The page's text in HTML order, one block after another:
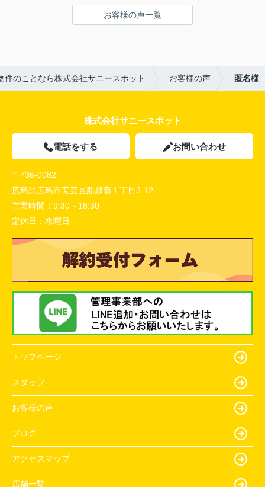
何も分からない私達に一から丁寧に説明をしていた
だき、ありがとうございます。
お客様の声一覧
のことなら株式会社サニースポット お客様の声 匿名様
株式会社サニースポット
電話をする お問い合わせ
〒736-0082
広島県広島市安芸区船越南１丁目3-12
営業時間： 9:30～18:30
定休日： 水曜日
トップページ
スタッフ
お客様の声
ブログ
アクセスマップ
店舗一覧